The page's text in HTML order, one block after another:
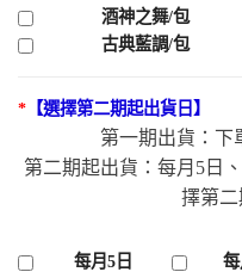
酒神之舞/包
古典藍調/包
* 【選擇第二期起出貨日】
第一期出貨：下
第二期起出貨：每月5日
擇第二
每月5日 每